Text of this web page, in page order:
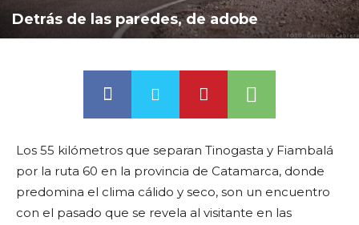
Detrás de las paredes, de adobe
Los 55 kilómetros que separan Tinogasta y Fiambalá
por la ruta 60 en la provincia de Catamarca, donde
predomina el clima cálido y seco, son un encuentro
con el pasado que se revela al visitante en las